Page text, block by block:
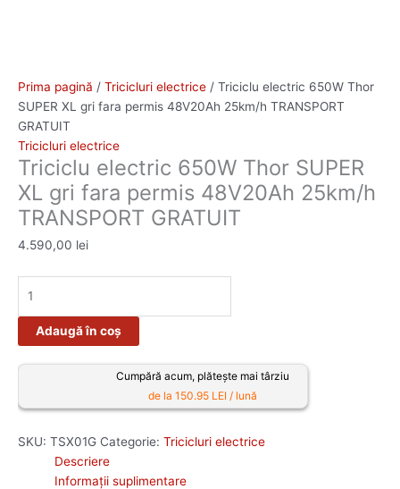
Prima pagină / Tricicluri electrice / Triciclu electric 650W Thor
SUPER XL gri fara permis 48V20Ah 25km/h TRANSPORT
GRATUIT
Tricicluri electrice
Triciclu electric 650W Thor SUPER
XL gri fara permis 48V20Ah 25km/h
TRANSPORT GRATUIT
4.590,00 lei
Adaugă în coș
Cumpără acum, plătește mai târziu
de la 150.95 LEI / lună
SKU: TSX01G Categorie: Tricicluri electrice
Descriere
Informații suplimentare